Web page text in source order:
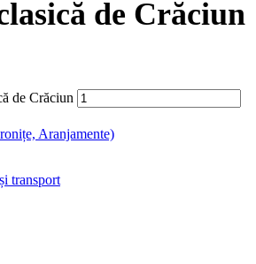
de Crăciun
de Crăciun
Aranjamente)
transport